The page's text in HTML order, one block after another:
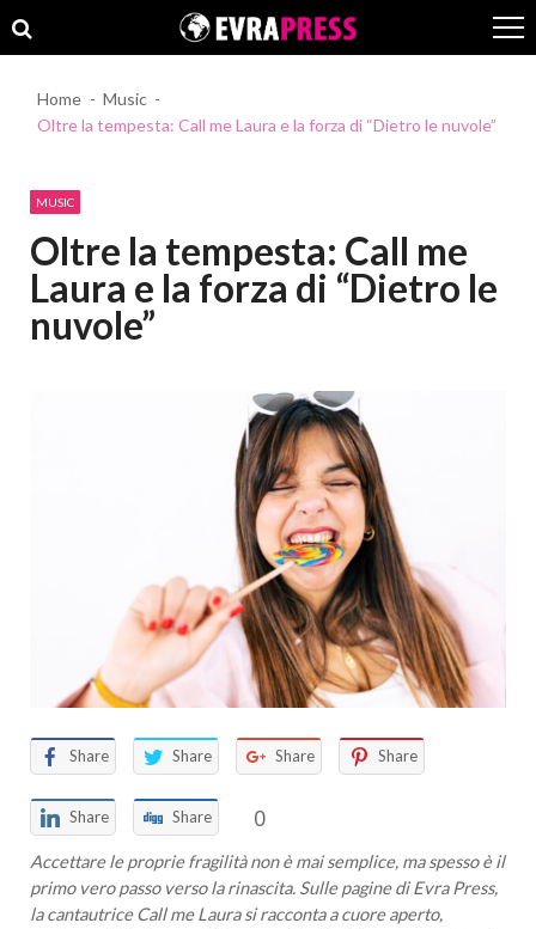
to
to
Home
Music
Oltre la tempesta: Call me Laura e la forza di “Dietro le nuvole”
MUSIC
Oltre la tempesta: Call me
Laura e la forza di “Dietro le
nuvole”
Share Share Share Share
Share Share 0
Accettare le proprie fragilità non è mai semplice, ma spesso è il
primo vero passo verso la rinascita. Sulle pagine di Evra Press,
la cantautrice Call me Laura si racconta a cuore aperto,